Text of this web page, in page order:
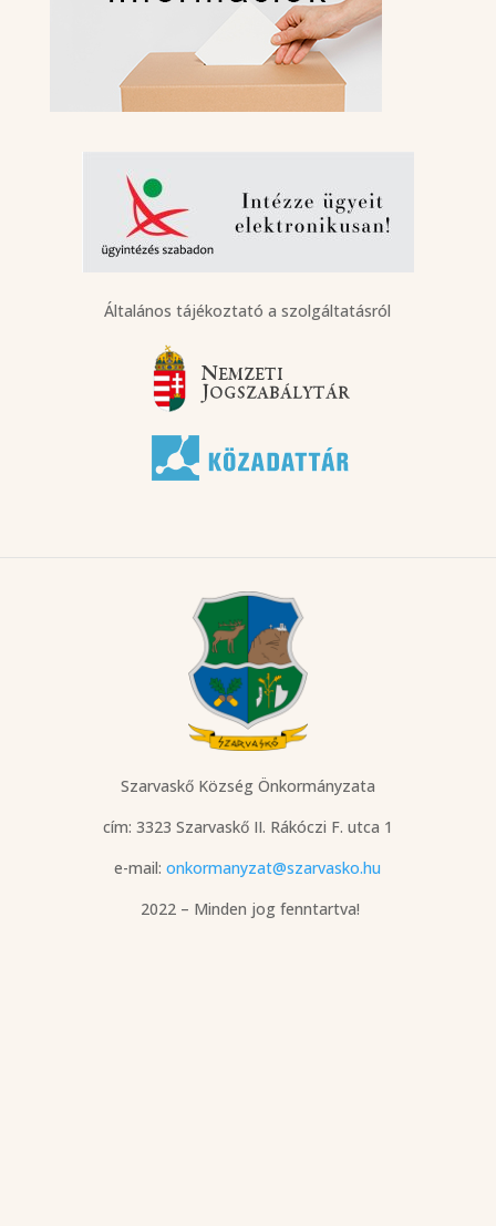
Általános tájékoztató a szolgáltatásról
Szarvaskő Község Önkormányzata
cím: 3323 Szarvaskő II. Rákóczi F. utca 1
e-mail:onkormanyzat@szarvasko.hu
2022 – Minden jog fenntartva!